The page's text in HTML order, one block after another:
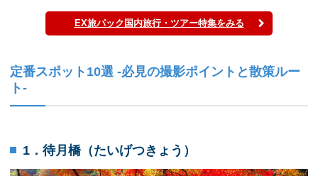
EX旅パック国内旅行・ツアー特集をみる
定番スポット10選 -必見の撮影ポイントと散策ルー
ト-
1．待月橋（たいげつきょう）